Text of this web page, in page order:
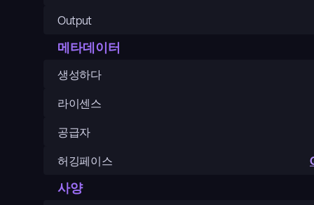
Output
메타데이터
생성하다
라이센스
공급자
허깅페이스
사양